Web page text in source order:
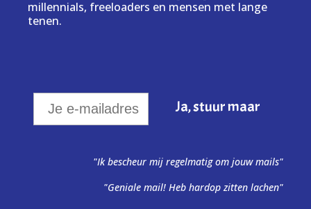
millennials, freeloaders en mensen met lange
tenen.
"Ik bescheur mij regelmatig om jouw mails"
"Geniale mail! Heb hardop zitten lachen"